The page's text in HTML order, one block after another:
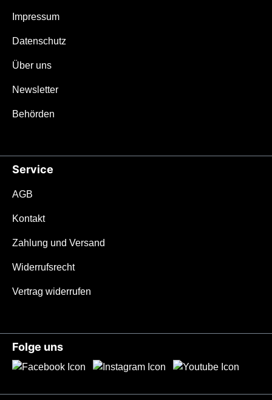
Impressum
Datenschutz
Über uns
Newsletter
Behörden
Service
AGB
Kontakt
Zahlung und Versand
Widerrufsrecht
Vertrag widerrufen
Folge uns